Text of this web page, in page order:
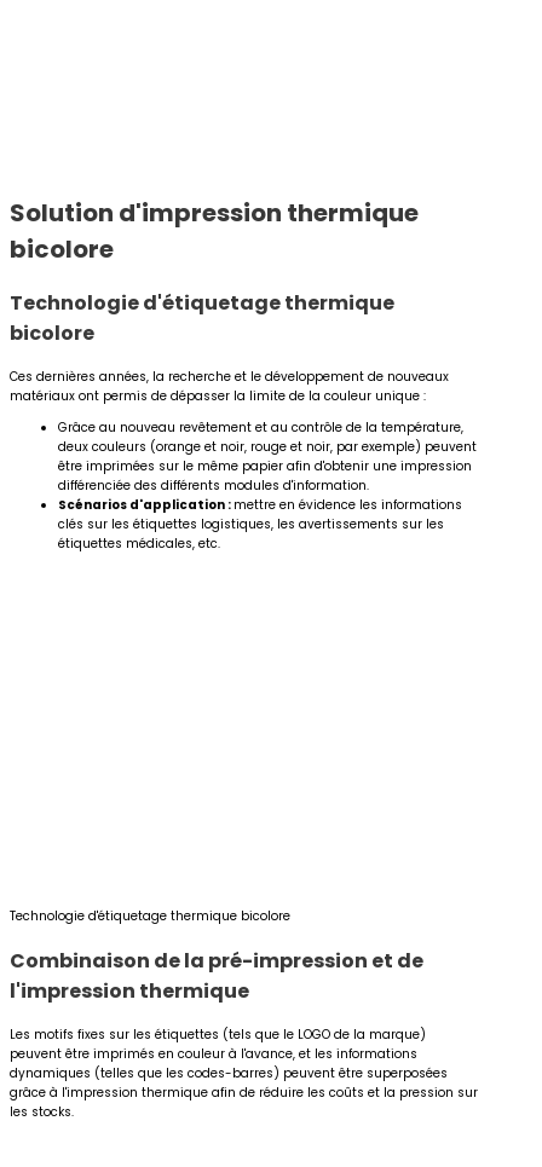
Solution d'impression thermique
bicolore
Technologie d'étiquetage thermique
bicolore
Ces dernières années, la recherche et le développement de nouveaux
matériaux ont permis de dépasser la limite de la couleur unique :
Grâce au nouveau revêtement et au contrôle de la température,
deux couleurs (orange et noir, rouge et noir, par exemple) peuvent
être imprimées sur le même papier afin d'obtenir une impression
différenciée des différents modules d'information.
Scénarios d'application : mettre en évidence les informations
clés sur les étiquettes logistiques, les avertissements sur les
étiquettes médicales, etc.
Technologie d'étiquetage thermique bicolore
Combinaison de la pré-impression et de
l'impression thermique
Les motifs fixes sur les étiquettes (tels que le LOGO de la marque)
peuvent être imprimés en couleur à l'avance, et les informations
dynamiques (telles que les codes-barres) peuvent être superposées
grâce à l'impression thermique afin de réduire les coûts et la pression sur
les stocks.